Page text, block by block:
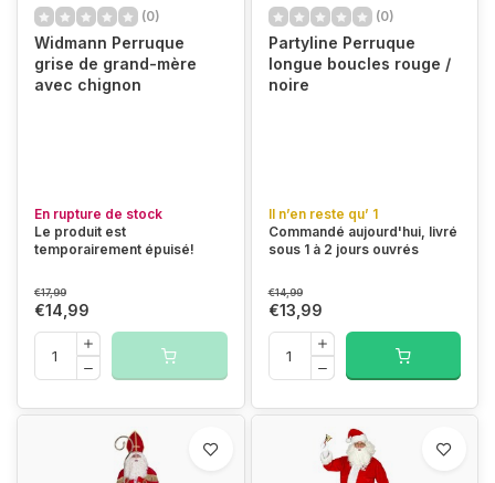
(0)
Widmann Perruque
grise de grand-mère
avec chignon
En rupture de stock
Le produit est
temporairement épuisé!
€17,99
€14,99
(0)
Partyline Perruque
longue boucles rouge /
noire
Il n’en reste qu’ 1
Commandé aujourd'hui, livré
sous 1 à 2 jours ouvrés
€14,99
€13,99